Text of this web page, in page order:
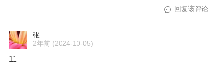
回复该评论
张
2年前 (2024-10-05)
11